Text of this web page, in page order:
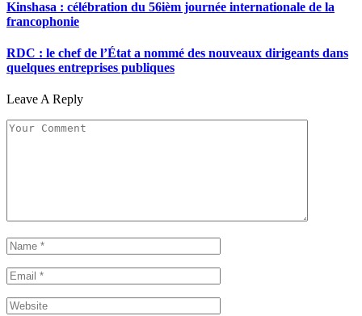
Kinshasa : célébration du 56ièm journée internationale de la
francophonie
RDC : le chef de l’État a nommé des nouveaux dirigeants dans
quelques entreprises publiques
Leave A Reply